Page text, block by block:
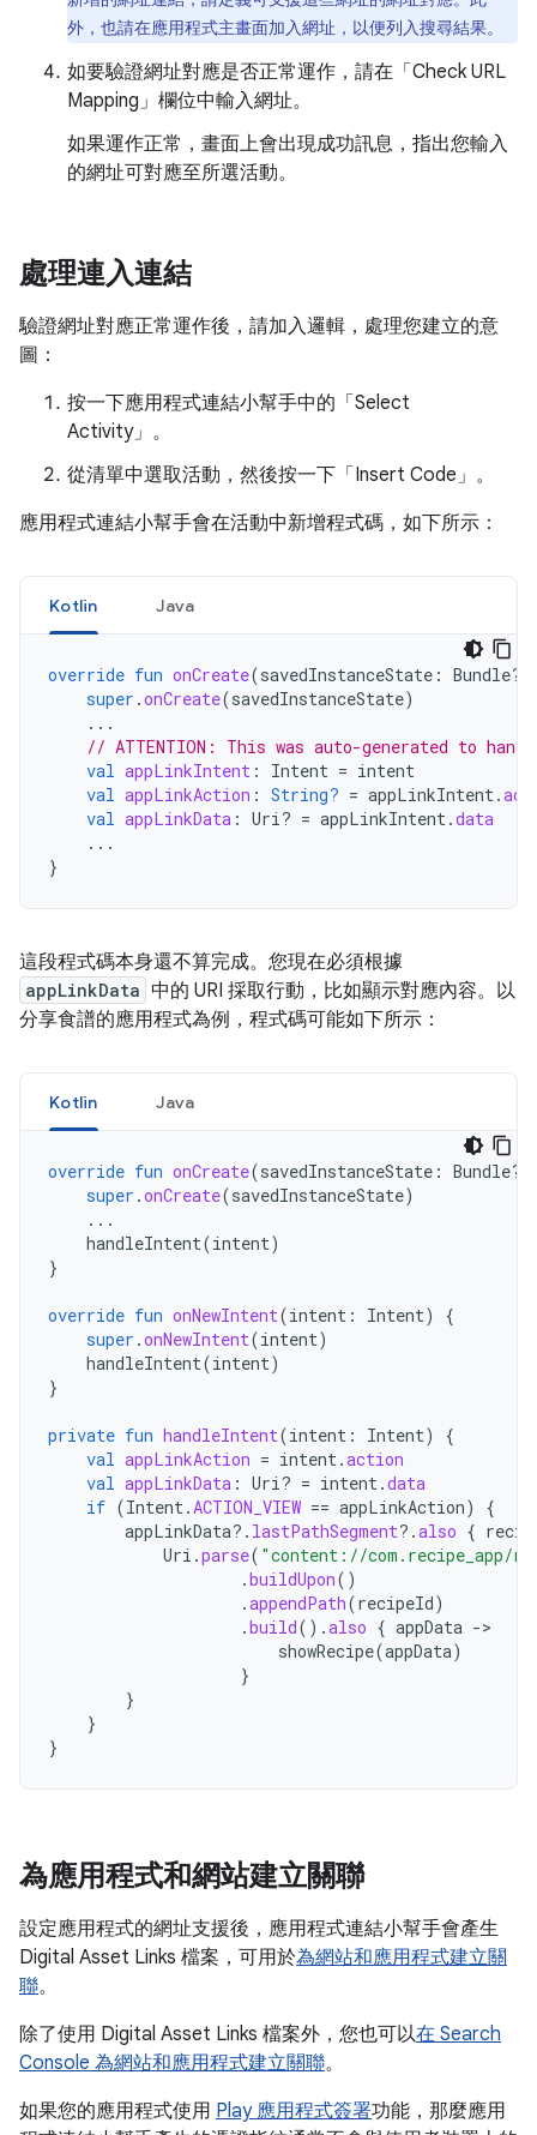
外，也請在應用程式主畫面加入網址，以便列入搜尋結果。
如要驗證網址對應是否正常運作，請在「Check URL
Mapping」 欄位中輸入網址。
如果運作正常，畫面上會出現成功訊息，指出您輸入
的網址可對應至所選活動。
處理連入連結
驗證網址對應正常運作後，請加入邏輯，處理您建立的意
圖：
按一下應用程式連結小幫手中的「Select
Activity」 。
從清單中選取活動，然後按一下「Insert Code」 。
應用程式連結小幫手會在活動中新增程式碼，如下所示：
Kotlin Java
override fun onCreate(savedInstanceState : Bundle?)
super .onCreate(savedInstanceState)
...
// ATTENTION: This was auto-generated to
val appLinkIntent : Intent = intent
val appLinkAction : String? = appLinkIntent.
val appLinkData : Uri? = appLinkIntent.data
...
}
這段程式碼本身還不算完成。您現在必須根據
appLinkData 中的 URI 採取行動，比如顯示對應內容。以
分享食譜的應用程式為例，程式碼可能如下所示：
Kotlin Java
override fun onCreate(savedInstanceState : Bundle?)
super .onCreate(savedInstanceState)
...
handleIntent(intent)
}
override fun onNewIntent(intent : Intent)
{
super .onNewIntent(intent)
handleIntent(intent)
}
private fun handleIntent(intent : Intent)
{
val appLinkAction = intent.action
val appLinkData : Uri? = intent.data
if (Intent.ACTION_VIEW == appLinkAction)
{
appLinkData?. lastPathSegment?.also {
Uri .parse( "content://com.recipe_app/
.buildUpon()
.appendPath(recipeId)
.build().also { appData -
showRecipe(appData)
}
}
}
}
為應用程式和網站建立關聯
設定應用程式的網址支援後，應用程式連結小幫手會產生
Digital Asset Links 檔案，可用於為網站和應用程式建立關
聯。
除了使用 Digital Asset Links 檔案外，您也可以在 Search
Console 為網站和應用程式建立關聯。
如果您的應用程式使用 Play 應用程式簽署功能，那麼應用